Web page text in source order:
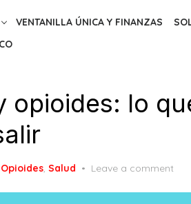
VENTANILLA ÚNICA Y FINANZAS
opioides: lo
Opioides, Salud Leave a comment